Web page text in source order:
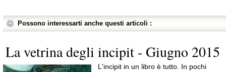
Possono interessarti anche questi articoli :
La vetrina degli incipit - Giugno 2015
L'incipit in un libro è tutto. In pochi